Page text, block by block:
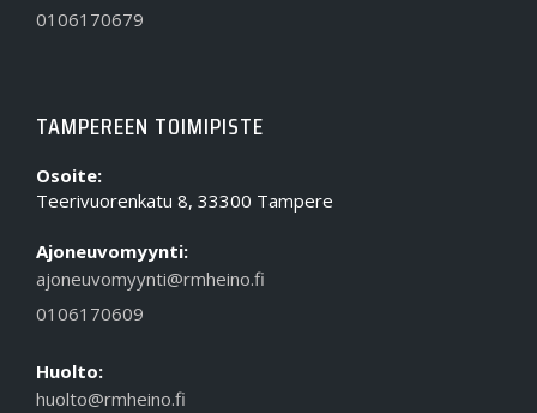
0106170679
TAMPEREEN TOIMIPISTE
Osoite:
Teerivuorenkatu 8, 33300 Tampere
Ajoneuvomyynti:
ajoneuvomyynti@rmheino.fi
0106170609
Huolto:
huolto@rmheino.fi